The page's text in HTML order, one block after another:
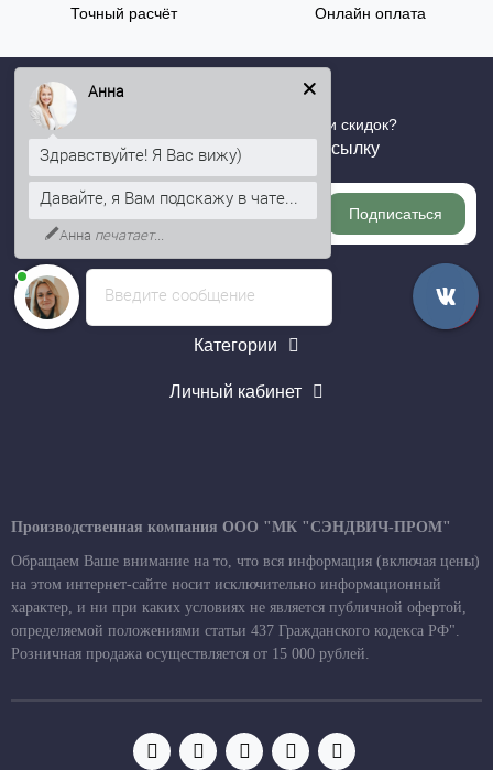
Точный расчёт Онлайн оплата
Хотите быть в курсе всех акций и скидок?
Подпишитесь на нашу рассылку
Подписаться
Информация
Категории
Личный кабинет
Производственная компания ООО "МК "СЭНДВИЧ-ПРОМ"
Обращаем Ваше внимание на то, что вся информация (включая цены)
на этом интернет-сайте носит исключительно информационный
характер, и ни при каких условиях не является публичной офертой,
определяемой положениями статьи 437 Гражданского кодекса РФ".
Розничная продажа осуществляется от 15 000 рублей.
Введите сообщение
Анна
Здравствуйте! Я Вас вижу)
Давайте, я Вам подскажу в чате...
Анна печатает...